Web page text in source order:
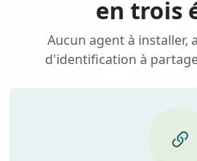
en trois
Aucun agent à installer,
d'identification à